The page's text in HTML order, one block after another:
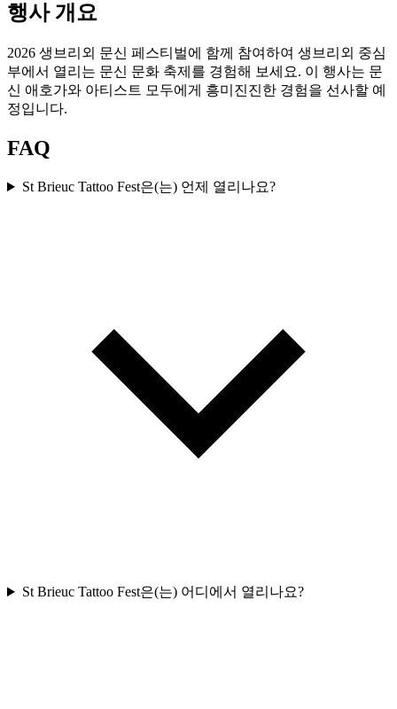
행사 개요
2026 생브리외 문신 페스티벌에 함께 참여하여 생브리외 중심
부에서 열리는 문신 문화 축제를 경험해 보세요. 이 행사는 문
신 애호가와 아티스트 모두에게 흥미진진한 경험을 선사할 예
정입니다.
FAQ
St Brieuc Tattoo Fest은(는) 언제 열리나요?
St Brieuc Tattoo Fest은(는) 어디에서 열리나요?